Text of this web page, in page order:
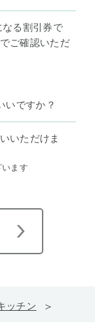
なる割引券で
ご確認いただ
いですか？
いただけま
ます
ッチン